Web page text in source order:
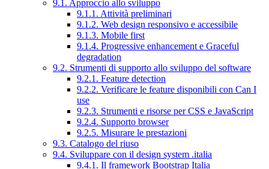
9.1. Approccio allo sviluppo
9.1.1. Attività preliminari
9.1.2. Web design responsivo e accessibile
9.1.3. Mobile first
9.1.4. Progressive enhancement e Graceful
degradation
9.2. Strumenti di supporto allo sviluppo del software
9.2.1. Feature detection
9.2.2. Verificare le feature disponibili con Can I
use
9.2.3. Strumenti e risorse per CSS e JavaScript
9.2.4. Supporto browser
9.2.5. Misurare le prestazioni
9.3. Catalogo del riuso
9.4. Sviluppare con il design system .italia
9.4.1. Il framework Bootstrap Italia